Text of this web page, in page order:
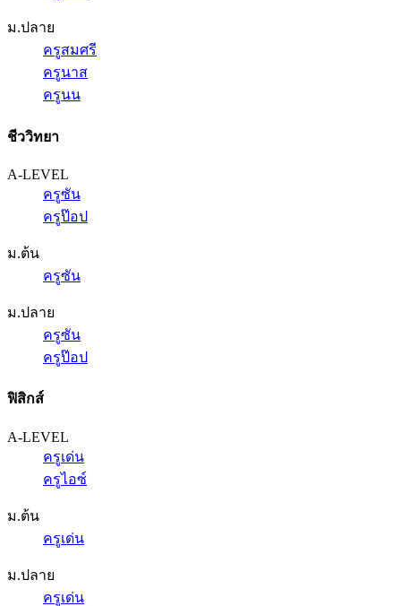
ม.ปลาย
ครูสมศรี
ครูนาส
ครูนน
ชีววิทยา
A-LEVEL
ครูซัน
ครูป๊อป
ม.ต้น
ครูซัน
ม.ปลาย
ครูซัน
ครูป๊อป
ฟิสิกส์
A-LEVEL
ครูเด่น
ครูไอซ์
ม.ต้น
ครูเด่น
ม.ปลาย
ครูเด่น